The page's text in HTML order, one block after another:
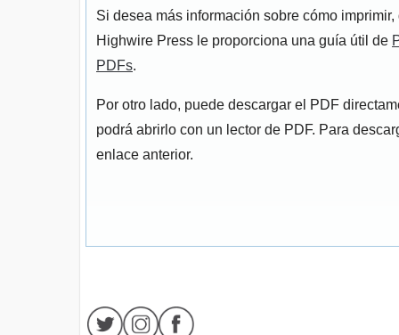
Si desea más información sobre cómo
Highwire Press le proporciona una guía útil de
PDFs.
Por otro lado, puede descargar el PDF
podrá abrirlo con un lector de PDF. Para
enlace anterior.